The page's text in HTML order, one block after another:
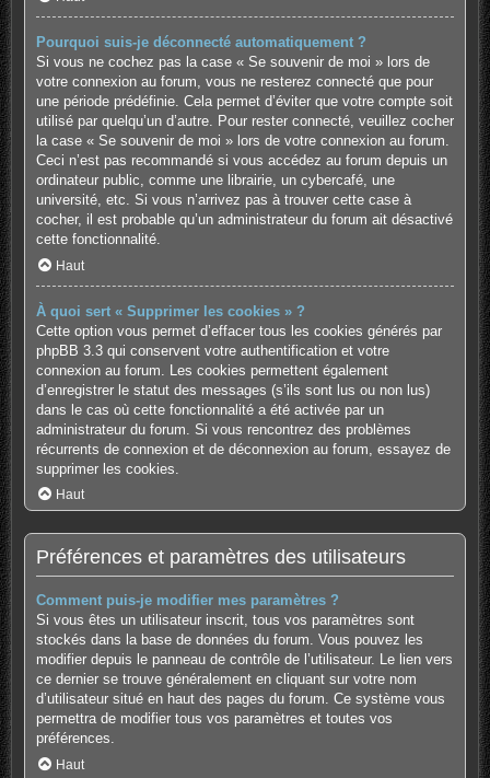
Pourquoi suis-je déconnecté automatiquement ?
Si vous ne cochez pas la case « Se souvenir de moi » lors de
votre connexion au forum, vous ne resterez connecté que pour
une période prédéfinie. Cela permet d’éviter que votre compte soit
utilisé par quelqu’un d’autre. Pour rester connecté, veuillez cocher
la case « Se souvenir de moi » lors de votre connexion au forum.
Ceci n’est pas recommandé si vous accédez au forum depuis un
ordinateur public, comme une librairie, un cybercafé, une
université, etc. Si vous n’arrivez pas à trouver cette case à
cocher, il est probable qu’un administrateur du forum ait désactivé
cette fonctionnalité.
Haut
À quoi sert « Supprimer les cookies » ?
Cette option vous permet d’effacer tous les cookies générés par
phpBB 3.3 qui conservent votre authentification et votre
connexion au forum. Les cookies permettent également
d’enregistrer le statut des messages (s’ils sont lus ou non lus)
dans le cas où cette fonctionnalité a été activée par un
administrateur du forum. Si vous rencontrez des problèmes
récurrents de connexion et de déconnexion au forum, essayez de
supprimer les cookies.
Haut
Préférences et paramètres des utilisateurs
Comment puis-je modifier mes paramètres ?
Si vous êtes un utilisateur inscrit, tous vos paramètres sont
stockés dans la base de données du forum. Vous pouvez les
modifier depuis le panneau de contrôle de l’utilisateur. Le lien vers
ce dernier se trouve généralement en cliquant sur votre nom
d’utilisateur situé en haut des pages du forum. Ce système vous
permettra de modifier tous vos paramètres et toutes vos
préférences.
Haut